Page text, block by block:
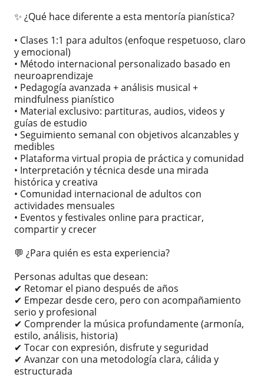
✨ ¿Qué hace diferente a esta mentoría pianística?
• Clases 1:1 para adultos (enfoque respetuoso, claro
y emocional)
• Método internacional personalizado basado en
neuroaprendizaje
• Pedagogía avanzada + análisis musical +
mindfulness pianístico
• Material exclusivo: partituras, audios, videos y
guías de estudio
• Seguimiento semanal con objetivos alcanzables y
medibles
• Plataforma virtual propia de práctica y comunidad
• Interpretación y técnica desde una mirada
histórica y creativa
• Comunidad internacional de adultos con
actividades mensuales
• Eventos y festivales online para practicar,
compartir y crecer
💬 ¿Para quién es esta experiencia?
Personas adultas que desean:
✔ Retomar el piano después de años
✔ Empezar desde cero, pero con acompañamiento
serio y profesional
✔ Comprender la música profundamente (armonía,
estilo, análisis, historia)
✔ Tocar con expresión, disfrute y seguridad
✔ Avanzar con una metodología clara, cálida y
estructurada